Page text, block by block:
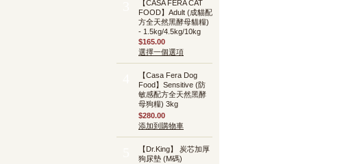
【CASA FERA CAT
FOOD】Adult (成貓配
方全天然黑酵母貓糧)
- 1.5kg/4.5kg/10kg
$165.00
選擇一個選項
【Casa Fera Dog
Food】Sensitive (防
敏感配方全天然黑酵
母狗糧) 3kg
$280.00
添加到購物車
【Dr.King】 炭芯加厚
狗尿墊 (M碼)